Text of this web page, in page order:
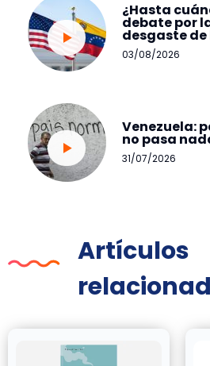
¿Hasta
debate por
desgaste
03/08/2026
Venezuela:
no pasa
31/07/2026
Artículos